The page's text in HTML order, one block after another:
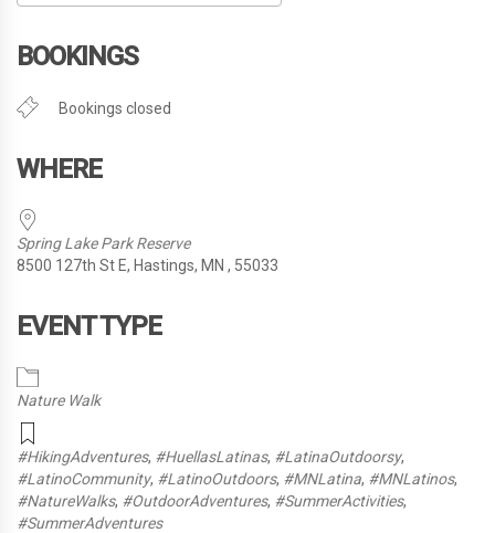
BOOKINGS
Bookings closed
WHERE
Spring Lake Park Reserve
8500 127th St E, Hastings, MN , 55033
EVENT TYPE
Nature Walk
#HikingAdventures, #HuellasLatinas, #LatinaOutdoorsy,
#LatinoCommunity, #LatinoOutdoors, #MNLatina, #MNLatinos,
#NatureWalks, #OutdoorAdventures, #SummerActivities,
#SummerAdventures